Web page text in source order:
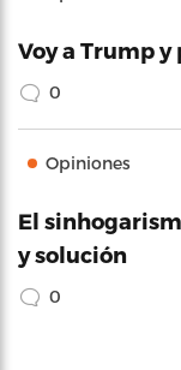
Voy a Trump y
0
Opiniones
El
y solución
0